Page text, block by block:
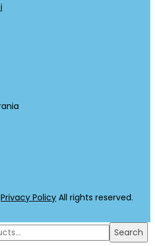
Privacy Policy All rights reserved.
Search